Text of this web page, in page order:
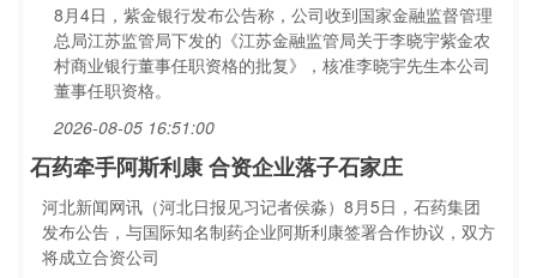
8月4日，紫金银行发布公告称，公司收到国家金融监督管理
总局江苏监管局下发的《江苏金融监管局关于李晓宇紫金农
村商业银行董事任职资格的批复》，核准李晓宇先生本公司
董事任职资格。
2026-08-05 16:51:00
石药牵手阿斯利康 合资企业落子石家庄
河北新闻网讯（河北日报见习记者侯淼）8月5日，石药集团
发布公告，与国际知名制药企业阿斯利康签署合作协议，双方
将成立合资公司